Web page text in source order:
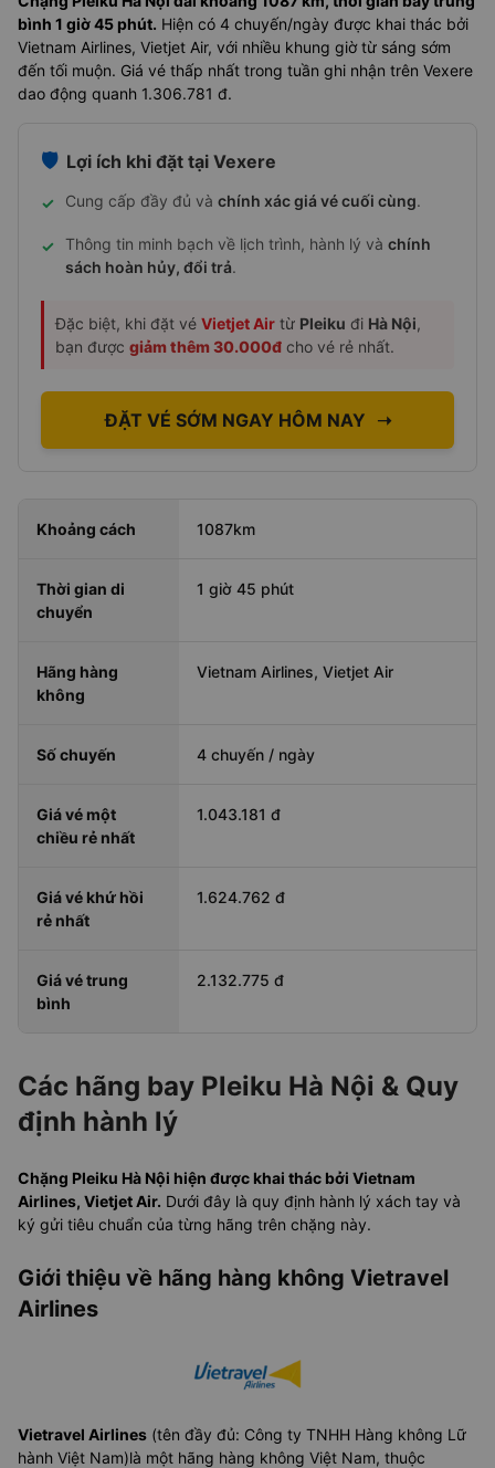
bình 1 giờ 45 phút. Hiện có 4 chuyến/ngày được khai thác bởi
Vietnam Airlines, Vietjet Air, với nhiều khung giờ từ sáng sớm
đến tối muộn. Giá vé thấp nhất trong tuần ghi nhận trên Vexere
dao động quanh 1.306.781 đ.
🛡️ Lợi ích khi đặt tại Vexere
✓ Cung cấp đầy đủ và chính xác giá vé cuối cùng.
✓ Thông tin minh bạch về lịch trình, hành lý và chính
sách hoàn hủy, đổi trả.
Đặc biệt, khi đặt vé Vietjet Air từ Pleiku đi Hà Nội,
bạn được giảm thêm 30.000đ cho vé rẻ nhất.
ĐẶT VÉ SỚM NGAY HÔM NAY ➝
Khoảng cách 1087km
Thời gian di
chuyển
1 giờ 45 phút
Hãng hàng
không
Vietnam Airlines, Vietjet Air
Số chuyến 4 chuyến / ngày
Giá vé một
chiều rẻ nhất
1.043.181 đ
Giá vé khứ hồi
rẻ nhất
1.624.762 đ
Giá vé trung
bình
2.132.775 đ
Các hãng bay Pleiku Hà Nội & Quy
định hành lý
Chặng Pleiku Hà Nội hiện được khai thác bởi Vietnam
Airlines, Vietjet Air. Dưới đây là quy định hành lý xách tay và
ký gửi tiêu chuẩn của từng hãng trên chặng này.
Giới thiệu về hãng hàng không Vietravel
Airlines
Vietravel Airlines (tên đầy đủ: Công ty TNHH Hàng không Lữ
hành Việt Nam)là một hãng hàng không Việt Nam, thuộc